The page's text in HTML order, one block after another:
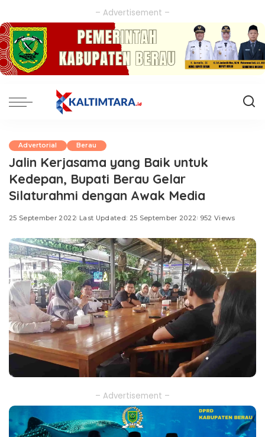
– Advertisement –
Advertorial Berau
Jalin Kerjasama yang Baik untuk
Kedepan, Bupati Berau Gelar
Silaturahmi dengan Awak Media
25 September 2022 Last Updated: 25 September 2022 952 Views
– Advertisement –